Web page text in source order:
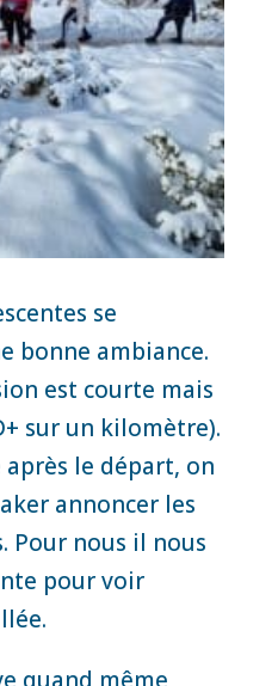
se
bonne ambiance.
est courte mais
sur un kilomètre).
après le départ, on
annoncer les
Pour nous il nous
pour voir